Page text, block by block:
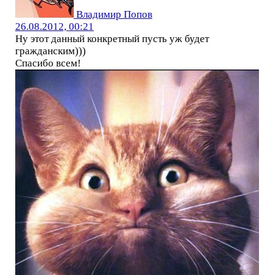
Владимир Попов
26.08.2012, 00:21
Ну этот данный конкретный пусть уж будет
гражданским)))
Спасибо всем!